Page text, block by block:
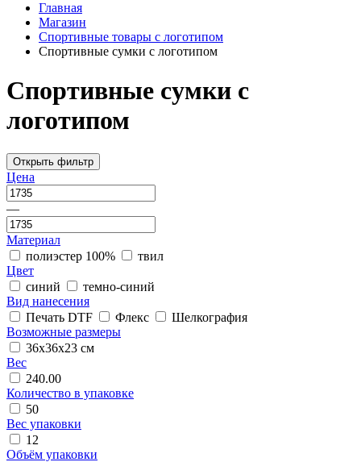
Главная
Магазин
Спортивные товары с логотипом
Спортивные сумки с логотипом
Спортивные сумки с
логотипом
Открыть фильтр
Цена
—
Материал
полиэстер 100%
твил
Цвет
синий
темно-синий
Вид нанесения
Печать DTF
Флекс
Шелкография
Возможные размеры
36х36х23 см
Вес
240.00
Количество в упаковке
50
Вес упаковки
12
Объём упаковки